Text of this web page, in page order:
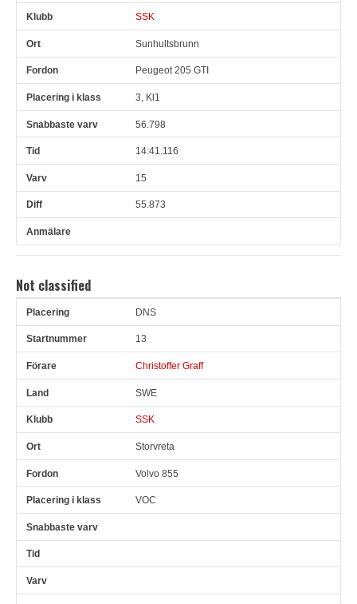
SSK
Sunhultsbrunn
Peugeot 205 GTI
3, Kl1
56.798
14:41.116
15
55.873
Not classified
Pl Snr Land
DNS
13
Christoffer Graff
SWE
SSK
Storvreta
Volvo 855
VOC